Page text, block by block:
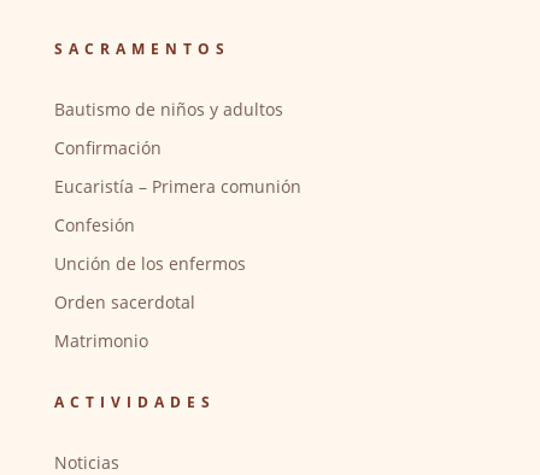
SACRAMENTOS
Bautismo de niños y adultos
Confirmación
Eucaristía – Primera comunión
Confesión
Unción de los enfermos
Orden sacerdotal
Matrimonio
ACTIVIDADES
Noticias